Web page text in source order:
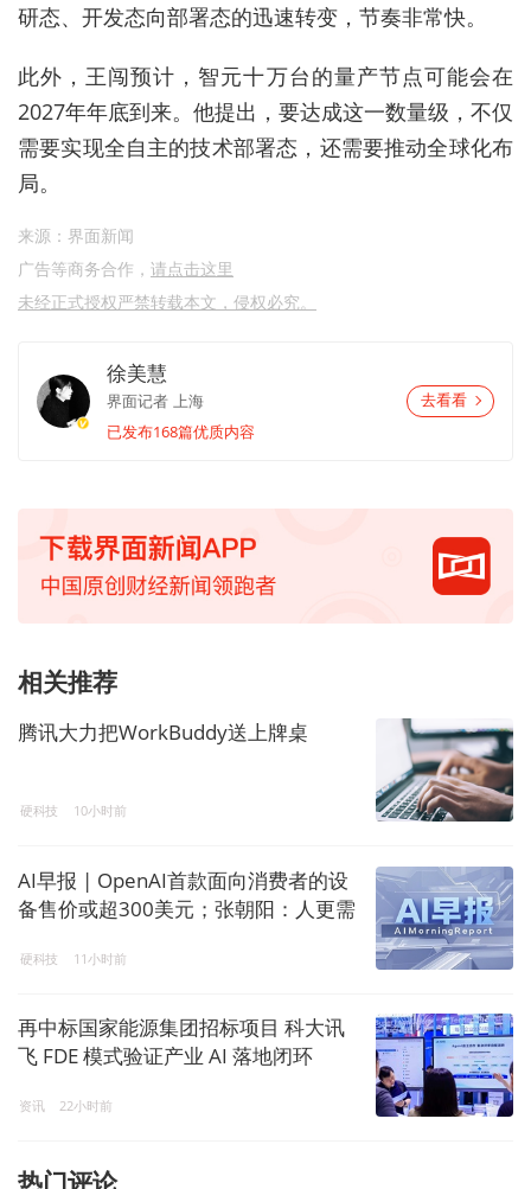
研态、开发态向部署态的迅速转变，节奏非常快。
此外，王闯预计，智元十万台的量产节点可能会在
2027年年底到来。他提出，要达成这一数量级，不仅
需要实现全自主的技术部署态，还需要推动全球化布
局。
来源：界面新闻
广告等商务合作， 请点击这里
未经正式授权严禁转载本文，侵权必究。
徐美慧
界面记者 上海
已发布168篇优质内容
去看看
相关推荐
腾讯大力把WorkBuddy送上牌桌
硬科技 10小时前
AI早报 | OpenAI首款面向消费者的设
备售价或超300美元；张朝阳：人更需
硬科技 11小时前
再中标国家能源集团招标项目 科大讯
飞 FDE 模式验证产业 AI 落地闭环
资讯 22小时前
热门评论